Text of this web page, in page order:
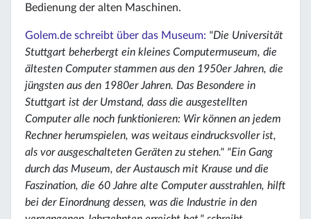
Bedienung der alten Maschinen.
Golem.de schreibt über das Museum: "Die Universität
Stuttgart beherbergt ein kleines Computermuseum, die
ältesten Computer stammen aus den 1950er Jahren, die
jüngsten aus den 1980er Jahren. Das Besondere in
Stuttgart ist der Umstand, dass die ausgestellten
Computer alle noch funktionieren: Wir können an jedem
Rechner herumspielen, was weitaus eindrucksvoller ist,
als vor ausgeschalteten Geräten zu stehen." "Ein Gang
durch das Museum, der Austausch mit Krause und die
Faszination, die 60 Jahre alte Computer ausstrahlen, hilft
bei der Einordnung dessen, was die Industrie in den